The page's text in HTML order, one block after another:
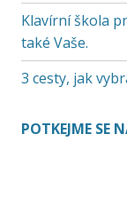
Klavírní škola
také Vaše.
3 cesty, jak
POTKEJME SE